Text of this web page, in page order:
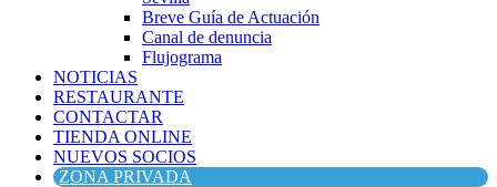
Breve Guía de Actuación
Canal de denuncia
Flujograma
NOTICIAS
RESTAURANTE
CONTACTAR
TIENDA ONLINE
NUEVOS SOCIOS
ZONA PRIVADA